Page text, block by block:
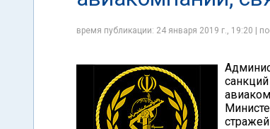
время публикации: 24 января 2019 г., 19:20 |